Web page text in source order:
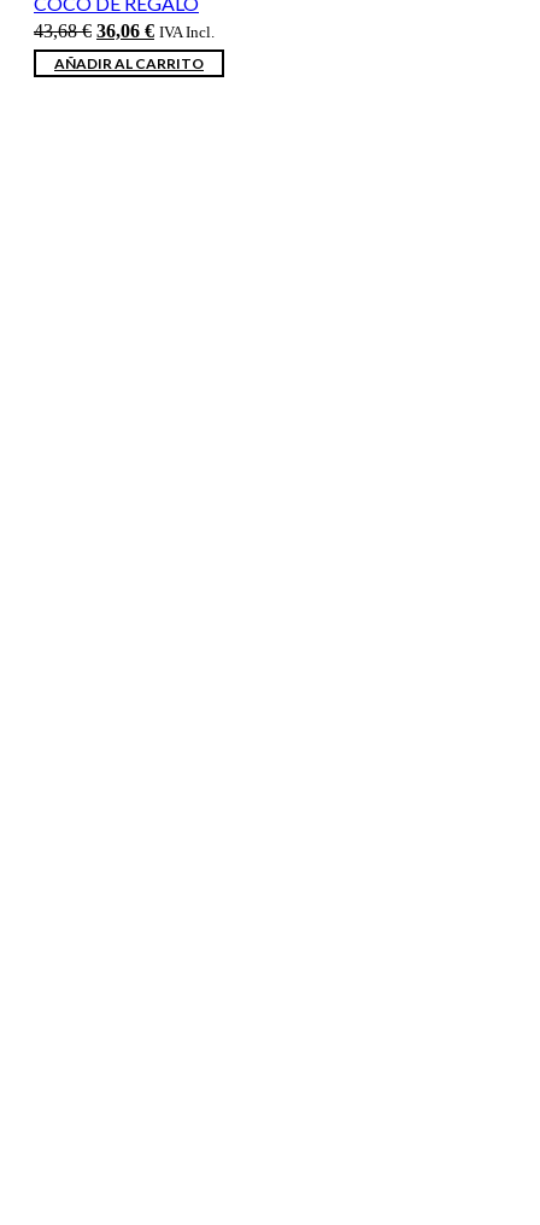
43,68€ El
precio
original
36,06 €El
precio
actual
IVA Incl.
AÑADIR AL CARRITO